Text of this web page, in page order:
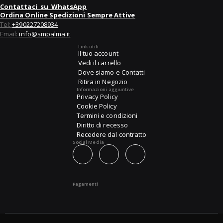
Contattaci su WhatsApp
Ordina Online Spedizioni Sempre Attive
Tel:+390227208934
Email:info@smpalma.it
Link utili
Il tuo account
Vedi il carrello
Dove siamo e Contatti
Ritira in Negozio
Informazioni aggiuntive
Privacy Policy
Cookie Policy
Termini e condizioni
Diritto di recesso
Recedere dal contratto
Social Media
Pagamenti